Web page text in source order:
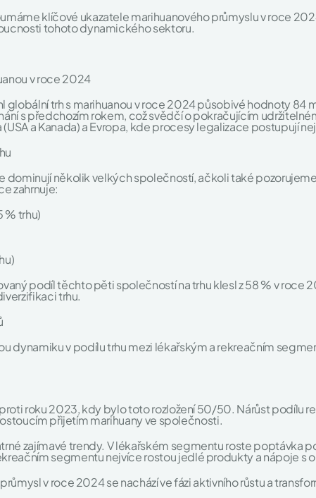
klíčové ukazatele marihuanového průmyslu v roce
tohoto dynamického sektoru.
v roce 2024
globální trh s marihuanou v roce 2024 působivé hodnoty 84
s předchozím rokem, což svědčí o pokračujícím
a Kanada) a Evropa, kde procesy legalizace postupují
dominují několik velkých společností, ačkoli také
zahrnuje:
% trhu)
podíl těchto pěti společností na trhu klesl z 58 % v roce
trhu.
dynamiku v podílu trhu mezi lékařským a rekreačním
roku 2023, kdy bylo toto rozložení 50/50. Nárůst podílu
přijetím marihuany ve společnosti.
zajímavé trendy. V lékařském segmentu roste poptávka
segmentu nejvíce rostou jedlé produkty a nápoje s
v roce 2024 se nachází ve fázi aktivního růstu a